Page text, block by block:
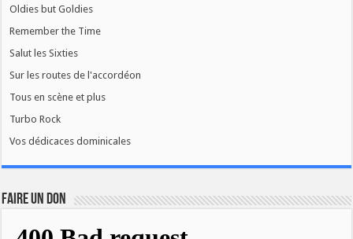
Oldies but Goldies
Remember the Time
Salut les Sixties
Sur les routes de l'accordéon
Tous en scène et plus
Turbo Rock
Vos dédicaces dominicales
FAIRE UN DON